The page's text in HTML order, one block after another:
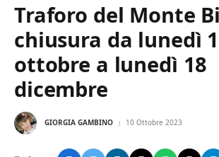
Traforo del Monte
chiusura da lunedì
ottobre a lunedì 18
dicembre
GIORGIA GAMBINO 10 Ottobre 2023